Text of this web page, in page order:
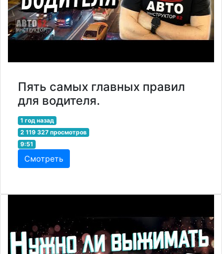
Пять самых главных правил
для водителя.
1 год назад
2 119 327 просмотров
9:51
Смотреть